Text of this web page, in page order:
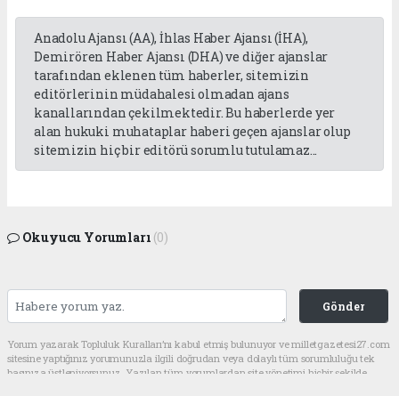
Anadolu Ajansı (AA), İhlas Haber Ajansı (İHA),
Demirören Haber Ajansı (DHA) ve diğer ajanslar
tarafından eklenen tüm haberler, sitemizin
editörlerinin müdahalesi olmadan ajans
kanallarından çekilmektedir. Bu haberlerde yer
alan hukuki muhataplar haberi geçen ajanslar olup
sitemizin hiç bir editörü sorumlu tutulamaz...
Okuyucu Yorumları (0)
Gönder
Yorum yazarak Topluluk Kuralları’nı kabul etmiş bulunuyor ve milletgazetesi27.com
sitesine yaptığınız yorumunuzla ilgili doğrudan veya dolaylı tüm sorumluluğu tek
başınıza üstleniyorsunuz. Yazılan tüm yorumlardan site yönetimi hiçbir şekilde